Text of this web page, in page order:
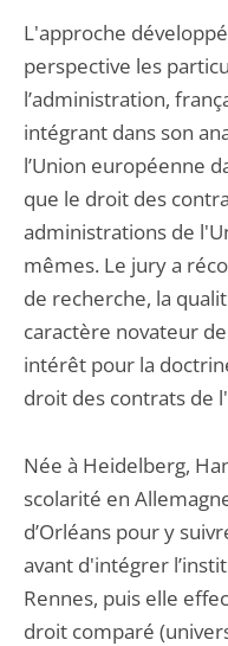
L'approche
perspective les
l’administration,
intégrant dans son
l’Union européenne
que le droit des
administrations de
mêmes. Le jury a
de recherche, la
caractère novateur
intérêt pour la
droit des contrats de
Née à Heidelberg,
scolarité en
d’Orléans pour y
avant d'intégrer
Rennes, puis elle
droit comparé